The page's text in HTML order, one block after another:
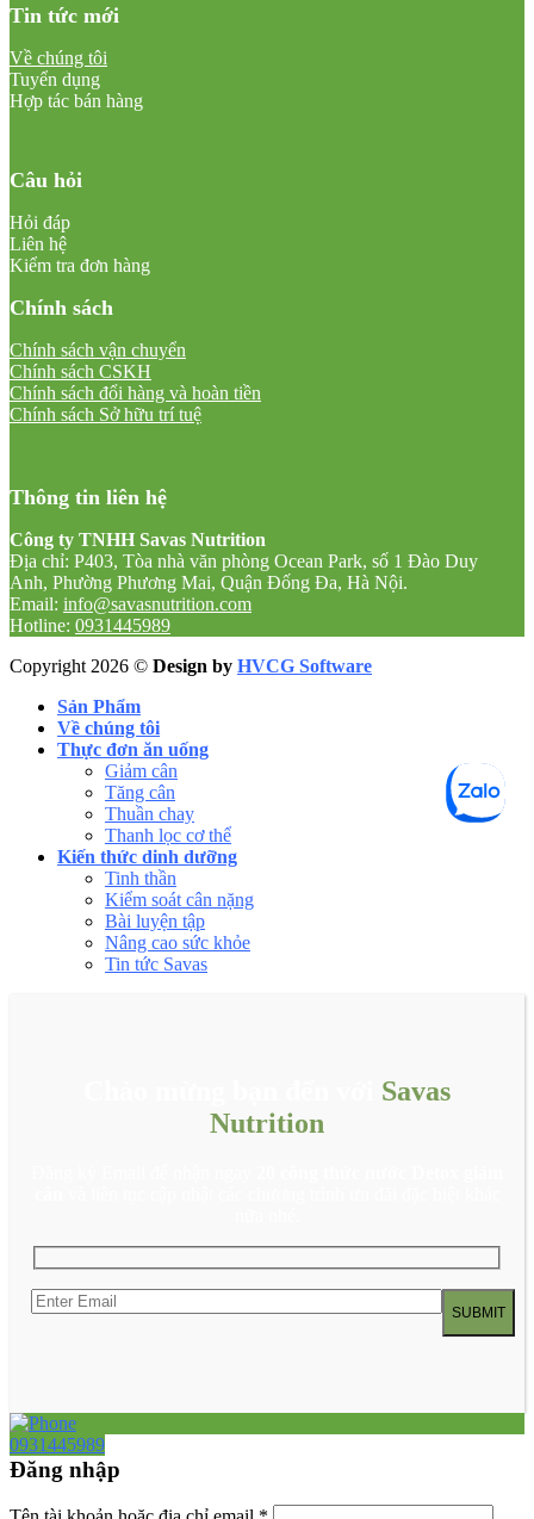
Tin tức mới
Về chúng tôi
Tuyển dụng
Hợp tác bán hàng
Câu hỏi
Hỏi đáp
Liên hệ
Kiểm tra đơn hàng
Chính sách
Chính sách vận chuyển
Chính sách CSKH
Chính sách đổi hàng và hoàn tiền
Chính sách Sở hữu trí tuệ
Thông tin liên hệ
Công ty TNHH Savas Nutrition
Địa chỉ: P403, Tòa nhà văn phòng Ocean Park, số 1 Đào Duy
Anh, Phường Phương Mai, Quận Đống Đa, Hà Nội.
Email: info@savasnutrition.com
Hotline: 0931445989
Copyright 2026 © Design by HVCG Software
Sản Phẩm
Về chúng tôi
Thực đơn ăn uống
Giảm cân
Tăng cân
Thuần chay
Thanh lọc cơ thể
Kiến thức dinh dưỡng
Tinh thần
Kiểm soát cân nặng
Bài luyện tập
Nâng cao sức khỏe
Tin tức Savas
Savas
Nutrition
0931445989
Đăng nhập